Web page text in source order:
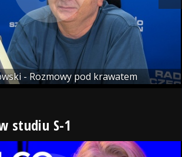
- Rozmowy pod krawatem
studiu S-1